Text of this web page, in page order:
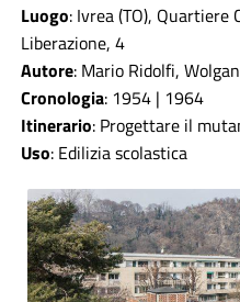
Luogo: Ivrea (TO), Quartiere
Liberazione, 4
Autore: Mario Ridolfi,
Cronologia: 1954 | 1964
Itinerario: Progettare il
Uso: Edilizia scolastica